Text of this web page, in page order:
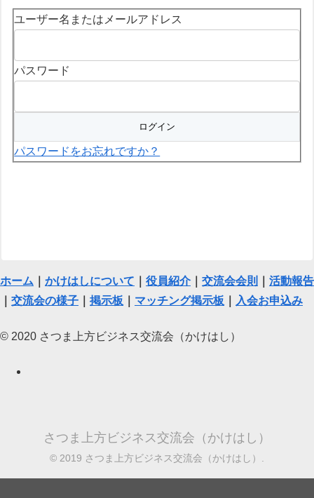
ユーザー名またはメールアドレス
パスワード
パスワードをお忘れですか？
ホーム かけはしについて 役員紹介｜ 交流会会則
活動報告
交流会の様子 掲示板 マッチング掲示板 入会お申込み
© 2020 さつま上方ビジネス交流会（かけはし）
さつま上方ビジネス交流会（かけはし）
© 2019 さつま上方ビジネス交流会（かけはし）.